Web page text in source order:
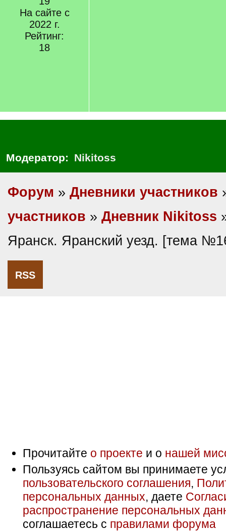
На сайте с
2022 г.
Рейтинг:
18
Модератор: Nikitoss
Форум » Дневники участников
участников » Дневник Nikitoss
Яранск. Яранский уезд. [тема
RSS
Прочитайте о проекте и о нашей
Пользуясь сайтом вы принимаете
пользовательского соглашения,
персональных данных, даете
распространение персональных
соглашаетесь с правилами форума